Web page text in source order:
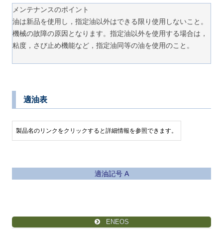
メンテナンスのポイント
油は新品を使用し，指定油以外はできる限り使用しないこと。
機械の故障の原因となります。指定油以外を使用する場合は，
粘度，さび止め機能など，指定油同等の油を使用のこと。
適油表
製品名のリンクをクリックすると詳細情報を参照できます。
適油記号 A
ENEOS